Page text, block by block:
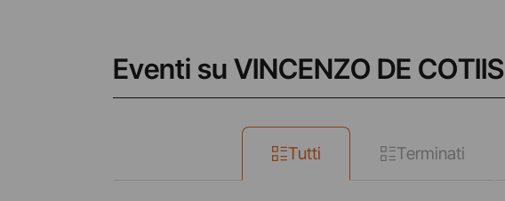
Eventi su VINCENZO DE COTIIS
Tutti Terminati